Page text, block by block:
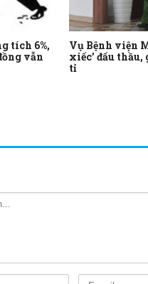
tích 6%,
vẫn
Vụ Bệnh viện
xiếc’ đấu
tỉ